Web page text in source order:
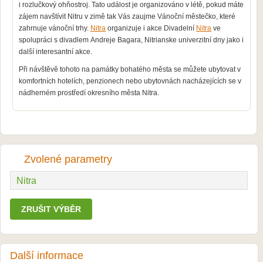
i rozlučkový ohňostroj. Tato událost je organizováno v létě, pokud máte
zájem navštívit Nitru v zimě tak Vás zaujme Vánoční městečko, které
zahrnuje vánoční trhy. Nitra organizuje i akce Divadelní Nitra ve
spolupráci s divadlem Andreje Bagara, Nitrianske univerzitní dny jako i
další interesantní akce.
Při návštěvě tohoto na památky bohatého města se můžete ubytovat v
komfortních hotelích, penzionech nebo ubytovnách nacházejících se v
nádherném prostředí okresního města Nitra.
Zvolené parametry
Nitra
ZRUŠIT VÝBĚR
Další informace